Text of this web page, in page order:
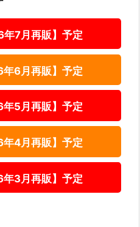
7月再販】予定
6月再販】予定
5月再販】予定
4月再販】予定
3月再販】予定